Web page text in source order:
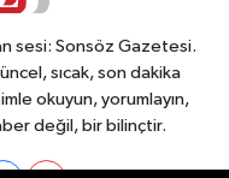
sesi: Sonsöz Gazetesi.
sıcak, son dakika
okuyun, yorumlayın,
değil, bir bilinçtir.